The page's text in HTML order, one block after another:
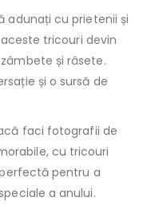
adunați cu prietenii și
tricouri devin
și râsete.
și o sursă de
faci fotografii de
cu tricouri
pentru a
a anului.